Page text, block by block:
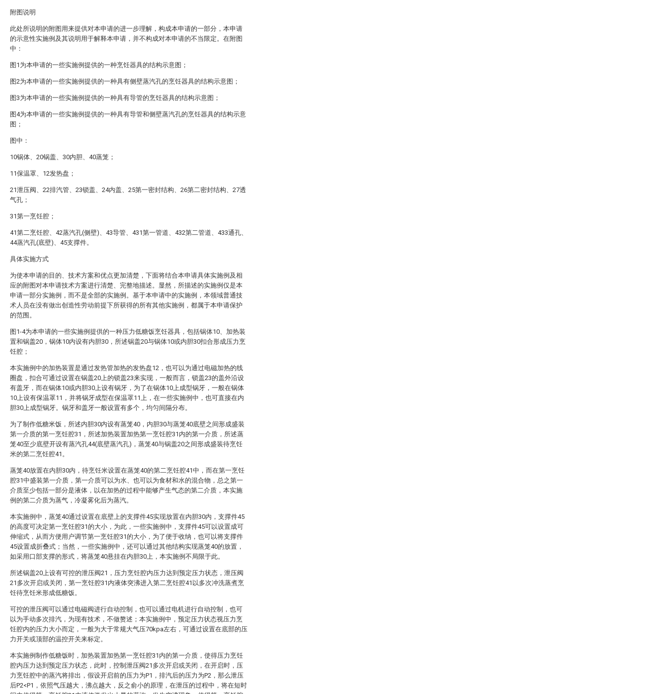
附图说明
此处所说明的附图用来提供对本申请的进一步理解，构成本申请的一部分，本申请
的示意性实施例及其说明用于解释本申请，并不构成对本申请的不当限定。在附图
中：
图1为本申请的一些实施例提供的一种烹饪器具的结构示意图；
图2为本申请的一些实施例提供的一种具有侧壁蒸汽孔的烹饪器具的结构示意图；
图3为本申请的一些实施例提供的一种具有导管的烹饪器具的结构示意图；
图4为本申请的一些实施例提供的一种具有导管和侧壁蒸汽孔的烹饪器具的结构示意
图；
图中：
10锅体、20锅盖、30内胆、40蒸笼；
11保温罩、12发热盘；
21泄压阀、22排汽管、23锁盖、24内盖、25第一密封结构、26第二密封结构、27透
气孔；
31第一烹饪腔；
41第二烹饪腔、42蒸汽孔(侧壁)、43导管、431第一管道、432第二管道、433通孔、
44蒸汽孔(底壁)、45支撑件。
具体实施方式
为使本申请的目的、技术方案和优点更加清楚，下面将结合本申请具体实施例及相
应的附图对本申请技术方案进行清楚、完整地描述。显然，所描述的实施例仅是本
申请一部分实施例，而不是全部的实施例。基于本申请中的实施例，本领域普通技
术人员在没有做出创造性劳动前提下所获得的所有其他实施例，都属于本申请保护
的范围。
图1-4为本申请的一些实施例提供的一种压力低糖饭烹饪器具，包括锅体10、加热装
置和锅盖20，锅体10内设有内胆30，所述锅盖20与锅体10或内胆30扣合形成压力烹
饪腔；
本实施例中的加热装置是通过发热管加热的发热盘12，也可以为通过电磁加热的线
圈盘，扣合可通过设置在锅盖20上的锁盖23来实现，一般而言，锁盖23的盖外沿设
有盖牙，而在锅体10或内胆30上设有锅牙，为了在锅体10上成型锅牙，一般在锅体
10上设有保温罩11，并将锅牙成型在保温罩11上，在一些实施例中，也可直接在内
胆30上成型锅牙。锅牙和盖牙一般设置有多个，均匀间隔分布。
为了制作低糖米饭，所述内胆30内设有蒸笼40，内胆30与蒸笼40底壁之间形成盛装
第一介质的第一烹饪腔31，所述加热装置加热第一烹饪腔31内的第一介质，所述蒸
笼40至少底壁开设有蒸汽孔44(底壁蒸汽孔)，蒸笼40与锅盖20之间形成盛装待烹饪
米的第二烹饪腔41。
蒸笼40放置在内胆30内，待烹饪米设置在蒸笼40的第二烹饪腔41中，而在第一烹饪
腔31中盛装第一介质，第一介质可以为水、也可以为食材和水的混合物，总之第一
介质至少包括一部分是液体，以在加热的过程中能够产生气态的第二介质，本实施
例的第二介质为蒸气，冷凝雾化后为蒸汽。
本实施例中，蒸笼40通过设置在底壁上的支撑件45实现放置在内胆30内，支撑件45
的高度可决定第一烹饪腔31的大小，为此，一些实施例中，支撑件45可以设置成可
伸缩式，从而方便用户调节第一烹饪腔31的大小，为了便于收纳，也可以将支撑件
45设置成折叠式；当然，一些实施例中，还可以通过其他结构实现蒸笼40的放置，
如采用口部支撑的形式，将蒸笼40悬挂在内胆30上，本实施例不局限于此。
所述锅盖20上设有可控的泄压阀21，压力烹饪腔内压力达到预定压力状态，泄压阀
21多次开启或关闭，第一烹饪腔31内液体突沸进入第二烹饪腔41以多次冲洗蒸煮烹
饪待烹饪米形成低糖饭。
可控的泄压阀可以通过电磁阀进行自动控制，也可以通过电机进行自动控制，也可
以为手动多次排汽，为现有技术，不做赘述；本实施例中，预定压力状态视压力烹
饪腔内的压力大小而定，一般为大于常规大气压70kpa左右，可通过设置在底部的压
力开关或顶部的温控开关来标定。
本实施例制作低糖饭时，加热装置加热第一烹饪腔31内的第一介质，使得压力烹饪
腔内压力达到预定压力状态，此时，控制泄压阀21多次开启或关闭，在开启时，压
力烹饪腔中的蒸汽将排出，假设开启前的压力为P1，排汽后的压力为P2，那么泄压
后P2<P1，依照气压越大，沸点越大，反之俞小的原理，在泄压的过程中，将在短时